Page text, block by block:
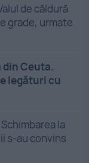
de căldură
grade, urmate
Ceuta.
legături cu
la
s-au convins